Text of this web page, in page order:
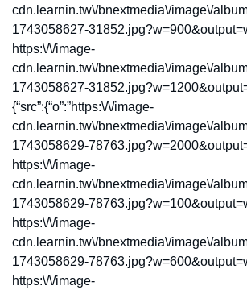
cdn.learnin.tw\/bnextmedia\/image\/
1743058627-
https:\/\/image-
cdn.learnin.tw\/bnextmedia\/image\/
1743058627-
{“src”:{“o”:”https:\/\/image-
cdn.learnin.tw\/bnextmedia\/image\/
1743058629-
https:\/\/image-
cdn.learnin.tw\/bnextmedia\/image\/
1743058629-
https:\/\/image-
cdn.learnin.tw\/bnextmedia\/image\/
1743058629-
https:\/\/image-